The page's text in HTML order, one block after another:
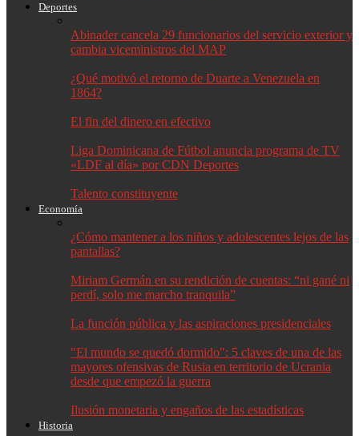
Deportes
Abinader cancela 29 funcionarios del servicio exterior y
cambia viceministros del MAP
¿Qué motivó el retorno de Duarte a Venezuela en
1864?
El fin del dinero en efectivo
Liga Dominicana de Fútbol anuncia programa de TV
«LDF al día» por CDN Deportes
Talento constituyente
Economía
¿Cómo mantener a los niños y adolescentes lejos de las
pantallas?
Miriam Germán en su rendición de cuentas: “ni gané ni
perdí, solo me marcho tranquila”
La función pública y las aspiraciones presidenciales
"El mundo se quedó dormido": 5 claves de una de las
mayores ofensivas de Rusia en territorio de Ucrania
desde que empezó la guerra
Ilusión monetaria y engaños de las estadísticas
Historia